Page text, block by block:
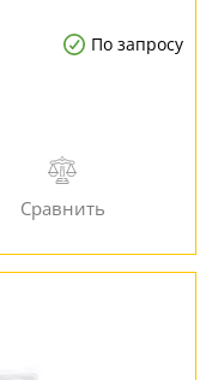
По запросу